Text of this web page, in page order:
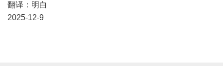
翻译：明白
2025-12-9